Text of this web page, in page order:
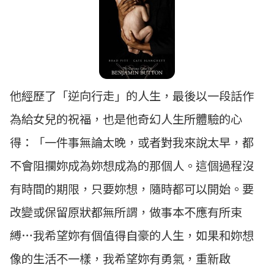
他經歷了「逆向行走」的人生，最後以一段話作
為給女兒的祝福，也是他奇幻人生所體驗的心
得：「一件事無論太晚，或者對我來說太早，都
不會阻攔妳成為妳想成為的那個人。這個過程沒
有時間的期限，只要妳想，隨時都可以開始。要
改變或保留原狀都無所謂，做事本不應有所束
縛…我希望妳有個值得自豪的人生，如果和妳想
像的生活不一樣，我希望妳有勇氣，重新啟